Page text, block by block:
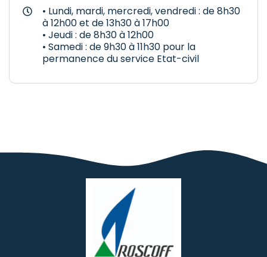
• Lundi, mardi, mercredi, vendredi : de 8h30
à 12h00 et de 13h30 à 17h00
• Jeudi : de 8h30 à 12h00
• Samedi : de 9h30 à 11h30 pour la
permanence du service Etat-civil